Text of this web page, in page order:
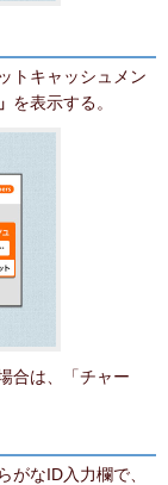
トキャッシュメン
を表示する。
合は、「チャー
がなID入力欄で、